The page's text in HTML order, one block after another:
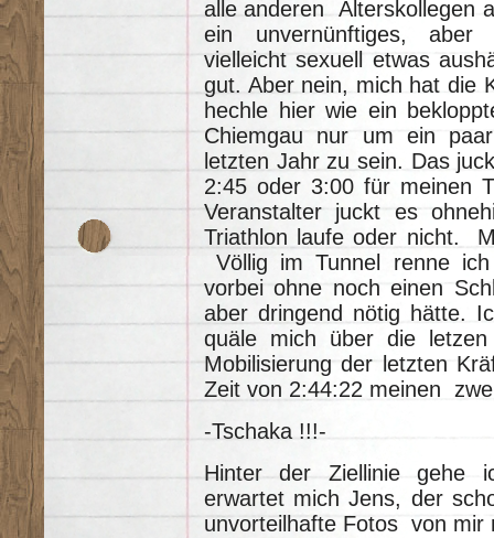
alle anderen Alterskollegen
ein unvernünftiges, aber
vielleicht sexuell etwas
gut. Aber nein, mich hat die
hechle hier wie ein
Chiemgau nur um ein
letzten Jahr zu sein. Das
2:45 oder 3:00 für meinen
Veranstalter juckt es
Triathlon laufe oder nicht.
Völlig im Tunnel renne
vorbei ohne noch einen
aber dringend nötig hätte.
quäle mich über die
Mobilisierung der letzten
Zeit von 2:44:22 meinen
-Tschaka !!!-
Hinter der Ziellinie gehe
erwartet mich Jens, der
unvorteilhafte Fotos von mir